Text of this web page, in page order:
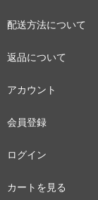
配送方法について
返品について
アカウント
会員登録
ログイン
カートを見る